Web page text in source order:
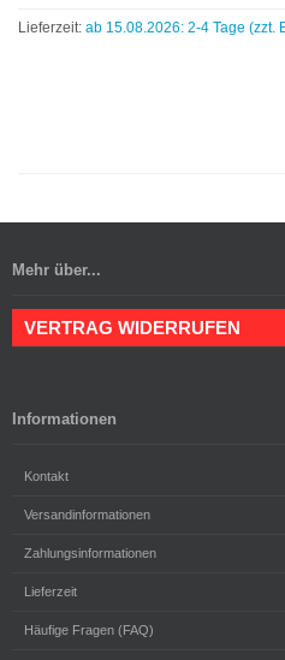
Lieferzeit: ab 15.08.2026: 2-4 Tage (zzt.
Mehr über...
VERTRAG WIDERRUFEN
Informationen
Kontakt
Versandinformationen
Zahlungsinformationen
Lieferzeit
Häufige Fragen (FAQ)